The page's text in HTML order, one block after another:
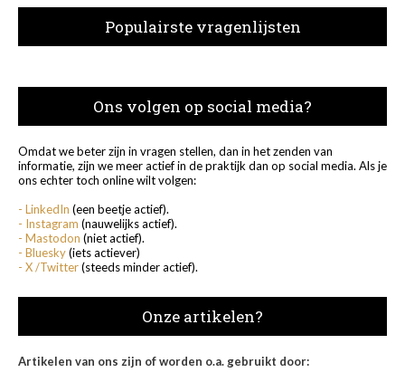
Populairste vragenlijsten
Ons volgen op social media?
Omdat we beter zijn in vragen stellen, dan in het zenden van
informatie, zijn we meer actief in de praktijk dan op social media. Als je
ons echter toch online wilt volgen:
- LinkedIn (een beetje actief).
- Instagram (nauwelijks actief).
- Mastodon (niet actief).
- Bluesky(iets actiever)
- X /Twitter(steeds minder actief).
Onze artikelen?
Artikelen van ons zijn of worden o.a. gebruikt door: